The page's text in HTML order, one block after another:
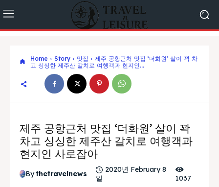
Home Story 맛집
제주 공항근처 맛집 ‘더화원’ 살이 꽉 차
고 싱싱한 제주산 갈치로 여행객과 현지인...
제주 공항근처 맛집 ‘더화원’ 살이 꽉
차고 싱싱한 제주산 갈치로 여행객과
현지인 사로잡아
Bythetravelnews
2020년 February 8
일
1037